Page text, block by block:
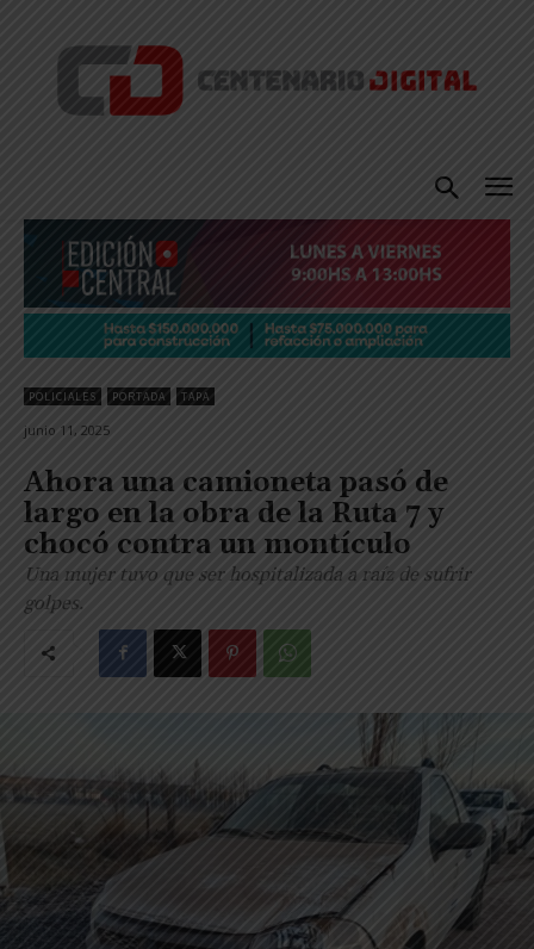
POLICIALES PORTADA TAPA
junio 11, 2025
Ahora una camioneta pasó de
largo en la obra de la Ruta 7 y
chocó contra un montículo
Una mujer tuvo que ser hospitalizada a raíz de sufrir
golpes.